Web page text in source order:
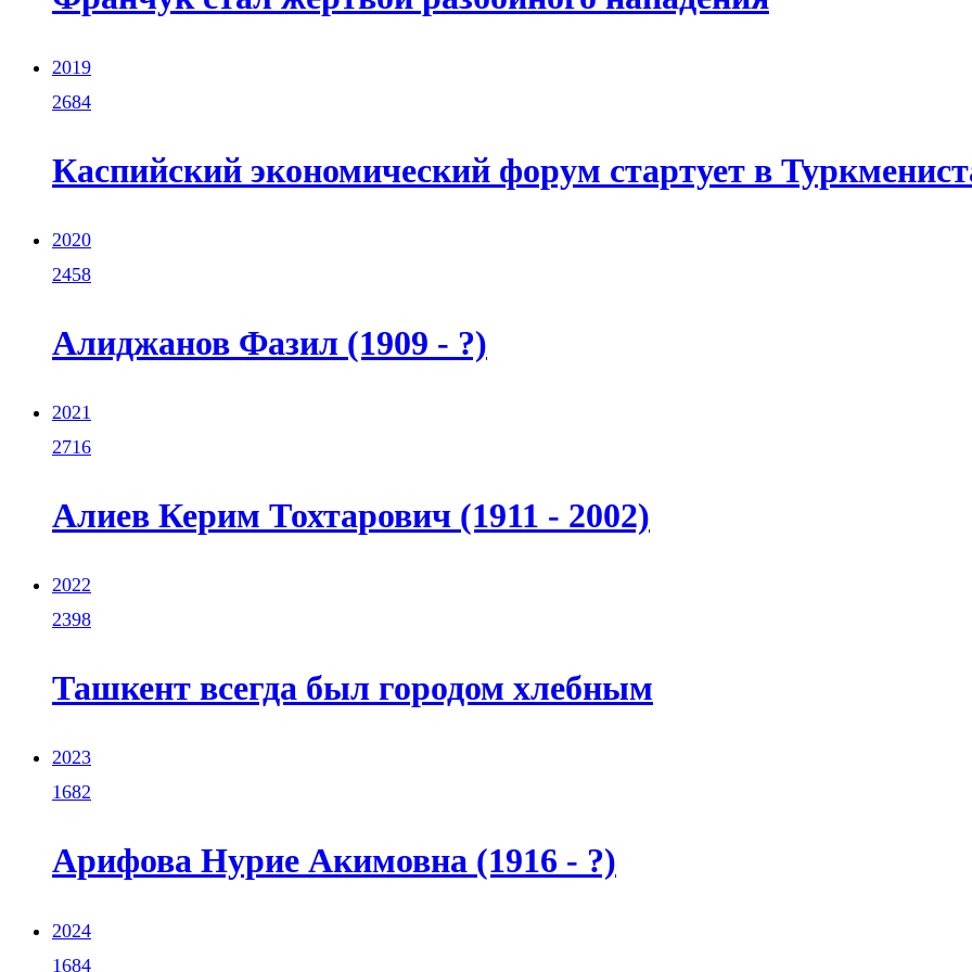
2019
2684
Каспийский экономический форум стартует в
2020
2458
Алиджанов Фазил (1909 - ?)
2021
2716
Алиев Керим Тохтарович (1911 - 2002)
2022
2398
Ташкент всегда был городом хлебным
2023
1682
Арифова Нурие Акимовна (1916 - ?)
2024
1684